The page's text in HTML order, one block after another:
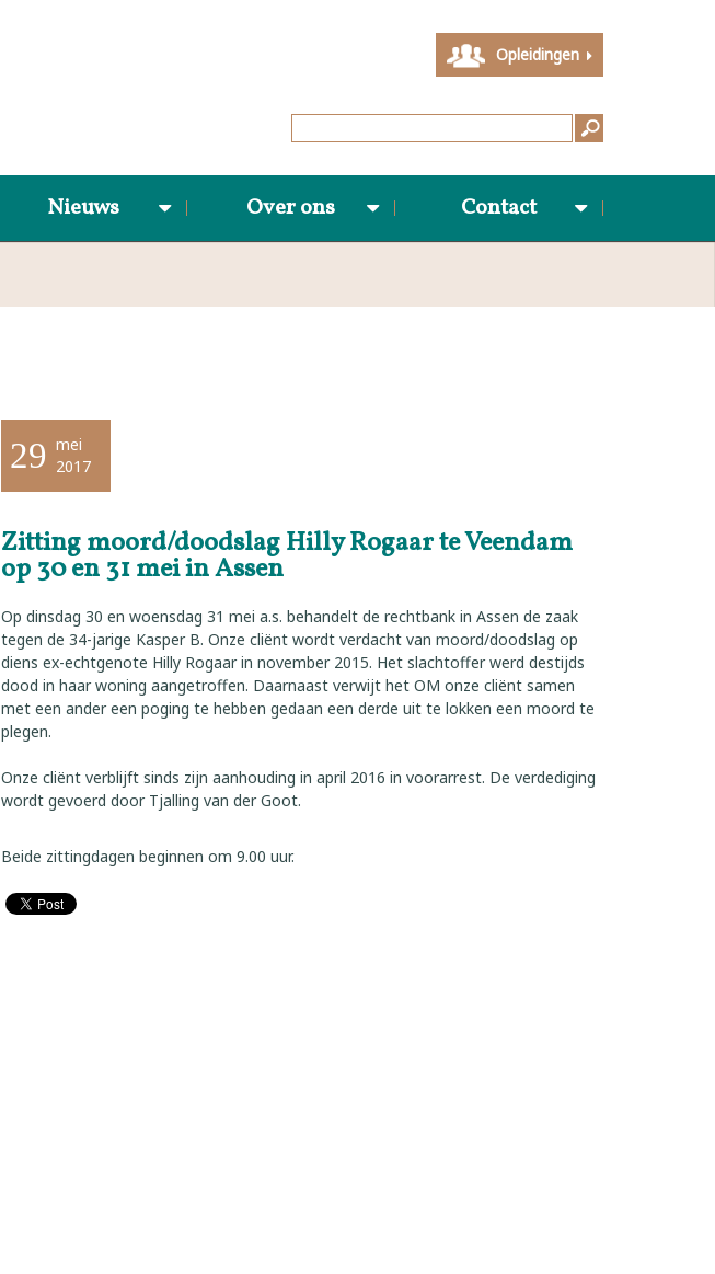
Opleidingen
Nieuws Over ons Contact
29 mei
2017
Zitting moord/doodslag Hilly Rogaar te Veendam
op 30 en 31 mei in Assen
Op dinsdag 30 en woensdag 31 mei a.s. behandelt de rechtbank in Assen de zaak
tegen de 34-jarige Kasper B. Onze cliënt wordt verdacht van moord/doodslag op
diens ex-echtgenote Hilly Rogaar in november 2015. Het slachtoffer werd destijds
dood in haar woning aangetroffen. Daarnaast verwijt het OM onze cliënt samen
met een ander een poging te hebben gedaan een derde uit te lokken een moord te
plegen.
Onze cliënt verblijft sinds zijn aanhouding in april 2016 in voorarrest. De verdediging
wordt gevoerd door Tjalling van der Goot.
Beide zittingdagen beginnen om 9.00 uur.